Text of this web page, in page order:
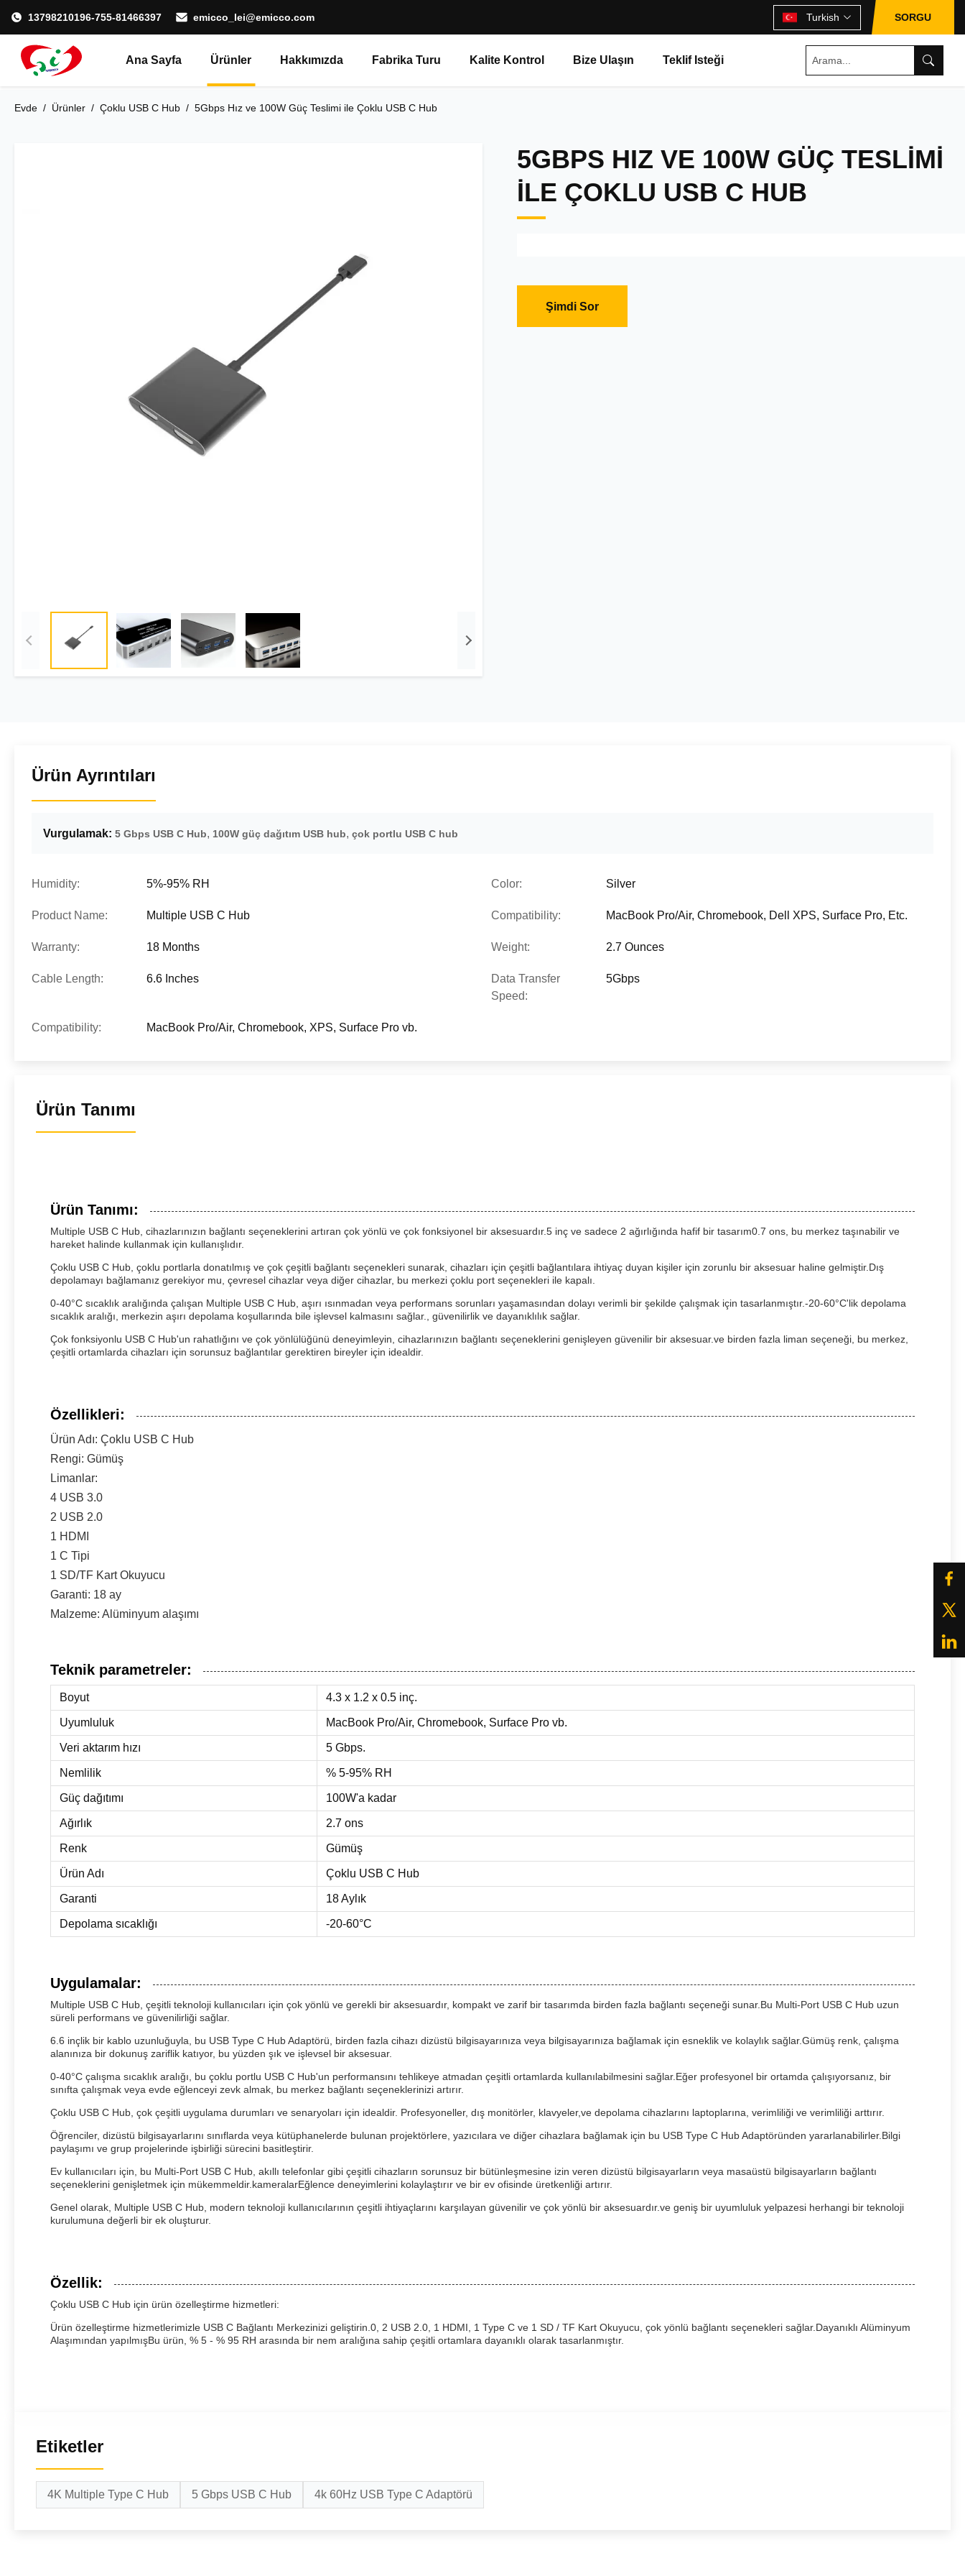
13798210196-755-81466397 emicco_lei@emicco.com Turkish SORGU
Ana Sayfa Ürünler Hakkımızda Fabrika Turu Kalite Kontrol Bize Ulaşın Teklif Isteği
Evde / Ürünler / Çoklu USB C Hub / 5Gbps Hız ve 100W Güç Teslimi ile Çoklu USB C Hub
5GBPS HIZ VE 100W GÜÇ TESLIMI
ILE ÇOKLU USB C HUB
Şimdi Sor
Ürün Ayrıntıları
Vurgulamak: 5 Gbps USB C Hub, 100W güç dağıtım USB hub, çok portlu USB C hub
Humidity: 5%-95% RH Color: Silver
Product Name: Multiple USB C Hub Compatibility: MacBook Pro/Air, Chromebook, Dell XPS, Surface Pro, Etc.
Warranty: 18 Months Weight: 2.7 Ounces
Cable Length: 6.6 Inches
Data Transfer
Speed:
5Gbps
Compatibility: MacBook Pro/Air, Chromebook, XPS, Surface Pro vb.
Ürün Tanımı
Ürün Tanımı:
Multiple USB C Hub, cihazlarınızın bağlantı seçeneklerini artıran çok yönlü ve çok fonksiyonel bir aksesuardır.5 inç ve sadece 2 ağırlığında hafif bir tasarım0.7 ons, bu merkez taşınabilir ve
hareket halinde kullanmak için kullanışlıdır.
Çoklu USB C Hub, çoklu portlarla donatılmış ve çok çeşitli bağlantı seçenekleri sunarak, cihazları için çeşitli bağlantılara ihtiyaç duyan kişiler için zorunlu bir aksesuar haline gelmiştir.Dış
depolamayı bağlamanız gerekiyor mu, çevresel cihazlar veya diğer cihazlar, bu merkezi çoklu port seçenekleri ile kapalı.
0-40°C sıcaklık aralığında çalışan Multiple USB C Hub, aşırı ısınmadan veya performans sorunları yaşamasından dolayı verimli bir şekilde çalışmak için tasarlanmıştır.-20-60°C'lik depolama
sıcaklık aralığı, merkezin aşırı depolama koşullarında bile işlevsel kalmasını sağlar., güvenilirlik ve dayanıklılık sağlar.
Çok fonksiyonlu USB C Hub'un rahatlığını ve çok yönlülüğünü deneyimleyin, cihazlarınızın bağlantı seçeneklerini genişleyen güvenilir bir aksesuar.ve birden fazla liman seçeneği, bu merkez,
çeşitli ortamlarda cihazları için sorunsuz bağlantılar gerektiren bireyler için idealdir.
Özellikleri:
Ürün Adı: Çoklu USB C Hub
Rengi: Gümüş
Limanlar:
4 USB 3.0
2 USB 2.0
1 HDMI
1 C Tipi
1 SD/TF Kart Okuyucu
Garanti: 18 ay
Malzeme: Alüminyum alaşımı
Teknik parametreler:
Boyut 4.3 x 1.2 x 0.5 inç.
Uyumluluk MacBook Pro/Air, Chromebook, Surface Pro vb.
Veri aktarım hızı 5 Gbps.
Nemlilik % 5-95% RH
Güç dağıtımı 100W'a kadar
Ağırlık 2.7 ons
Renk Gümüş
Ürün Adı Çoklu USB C Hub
Garanti 18 Aylık
Depolama sıcaklığı -20-60°C
Uygulamalar:
Multiple USB C Hub, çeşitli teknoloji kullanıcıları için çok yönlü ve gerekli bir aksesuardır, kompakt ve zarif bir tasarımda birden fazla bağlantı seçeneği sunar.Bu Multi-Port USB C Hub uzun
süreli performans ve güvenilirliği sağlar.
6.6 inçlik bir kablo uzunluğuyla, bu USB Type C Hub Adaptörü, birden fazla cihazı dizüstü bilgisayarınıza veya bilgisayarınıza bağlamak için esneklik ve kolaylık sağlar.Gümüş renk, çalışma
alanınıza bir dokunuş zariflik katıyor, bu yüzden şık ve işlevsel bir aksesuar.
0-40°C çalışma sıcaklık aralığı, bu çoklu portlu USB C Hub'un performansını tehlikeye atmadan çeşitli ortamlarda kullanılabilmesini sağlar.Eğer profesyonel bir ortamda çalışıyorsanız, bir
sınıfta çalışmak veya evde eğlenceyi zevk almak, bu merkez bağlantı seçeneklerinizi artırır.
Çoklu USB C Hub, çok çeşitli uygulama durumları ve senaryoları için idealdir. Profesyoneller, dış monitörler, klavyeler,ve depolama cihazlarını laptoplarına, verimliliği ve verimliliği arttırır.
Öğrenciler, dizüstü bilgisayarlarını sınıflarda veya kütüphanelerde bulunan projektörlere, yazıcılara ve diğer cihazlara bağlamak için bu USB Type C Hub Adaptöründen yararlanabilirler.Bilgi
paylaşımı ve grup projelerinde işbirliği sürecini basitleştirir.
Ev kullanıcıları için, bu Multi-Port USB C Hub, akıllı telefonlar gibi çeşitli cihazların sorunsuz bir bütünleşmesine izin veren dizüstü bilgisayarların veya masaüstü bilgisayarların bağlantı
seçeneklerini genişletmek için mükemmeldir.kameralarEğlence deneyimlerini kolaylaştırır ve bir ev ofisinde üretkenliği artırır.
Genel olarak, Multiple USB C Hub, modern teknoloji kullanıcılarının çeşitli ihtiyaçlarını karşılayan güvenilir ve çok yönlü bir aksesuardır.ve geniş bir uyumluluk yelpazesi herhangi bir teknoloji
kurulumuna değerli bir ek oluşturur.
Özellik:
Çoklu USB C Hub için ürün özelleştirme hizmetleri:
Ürün özelleştirme hizmetlerimizle USB C Bağlantı Merkezinizi geliştirin.0, 2 USB 2.0, 1 HDMI, 1 Type C ve 1 SD / TF Kart Okuyucu, çok yönlü bağlantı seçenekleri sağlar.Dayanıklı Alüminyum
Alaşımından yapılmışBu ürün, % 5 - % 95 RH arasında bir nem aralığına sahip çeşitli ortamlara dayanıklı olarak tasarlanmıştır.
Etiketler
4K Multiple Type C Hub 5 Gbps USB C Hub 4k 60Hz USB Type C Adaptörü